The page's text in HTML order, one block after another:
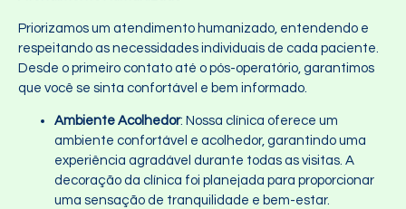
Priorizamos um atendimento humanizado, entendendo e
respeitando as necessidades individuais de cada paciente.
Desde o primeiro contato até o pós-operatório, garantimos
que você se sinta confortável e bem informado.
Ambiente Acolhedor: Nossa clínica oferece um
ambiente confortável e acolhedor, garantindo uma
experiência agradável durante todas as visitas. A
decoração da clínica foi planejada para proporcionar
uma sensação de tranquilidade e bem-estar.